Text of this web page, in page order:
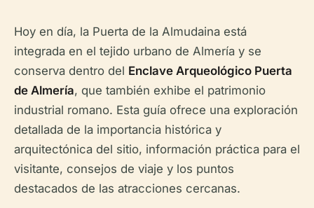
Hoy en día, la Puerta de la Almudaina está
integrada en el tejido urbano de Almería y se
conserva dentro del Enclave Arqueológico Puerta
de Almería, que también exhibe el patrimonio
industrial romano. Esta guía ofrece una exploración
detallada de la importancia histórica y
arquitectónica del sitio, información práctica para el
visitante, consejos de viaje y los puntos
destacados de las atracciones cercanas.